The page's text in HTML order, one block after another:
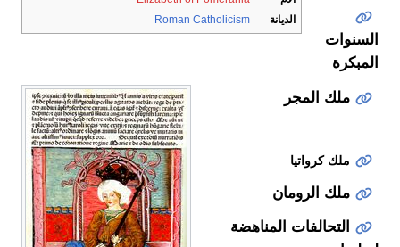
الديانة
Roman Catholicism
السنوات
المبكرة
ملك المجر
ملك كرواتيا
ملك الرومان
التحالفات المناهضة